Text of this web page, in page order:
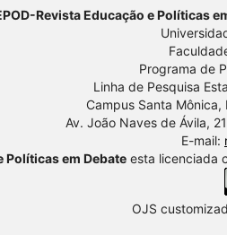
Revista Educação e Políticas
Programa de
Linha de Pesquisa
Campus Santa
Av. João Naves de Ávila,
E-mail:
Políticas em Debateesta licenciada
OJS